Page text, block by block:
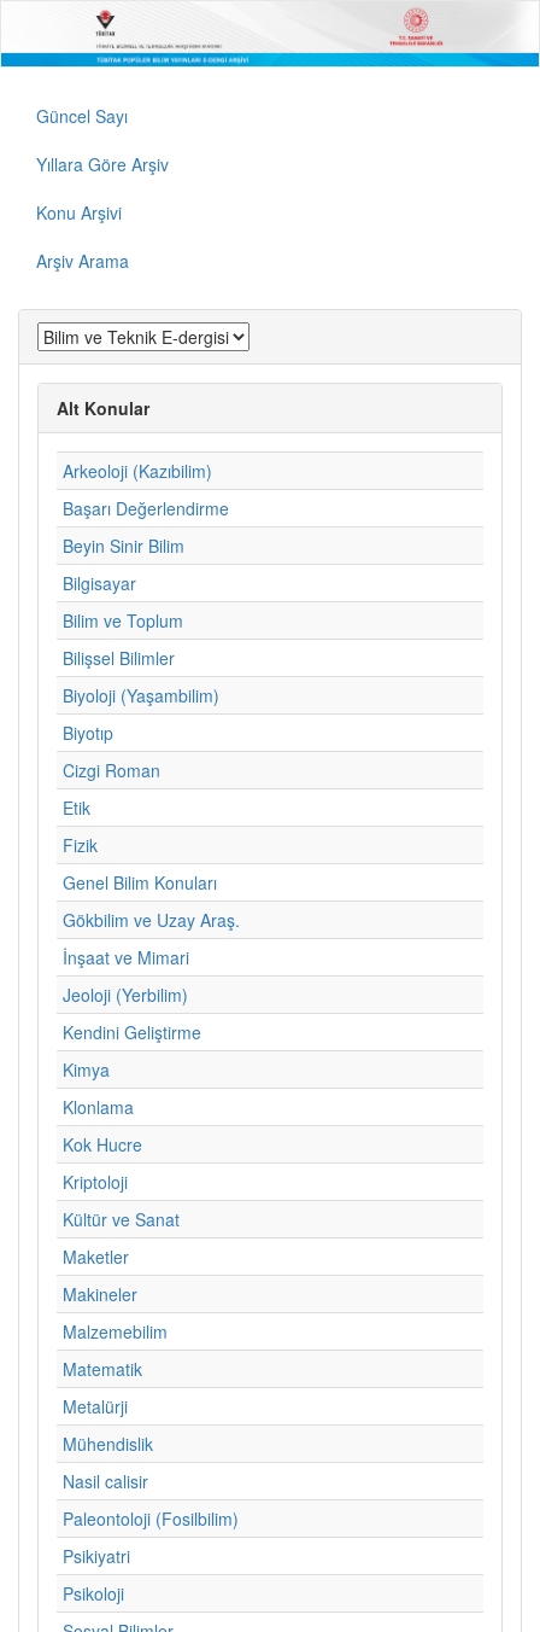
Güncel Sayı
Yıllara Göre Arşiv
Konu Arşivi
Arşiv Arama
Alt Konular
Arkeoloji (Kazıbilim)
Başarı Değerlendirme
Beyin Sinir Bilim
Bilgisayar
Bilim ve Toplum
Bilişsel Bilimler
Biyoloji (Yaşambilim)
Biyotıp
Cizgi Roman
Etik
Fizik
Genel Bilim Konuları
Gökbilim ve Uzay Araş.
İnşaat ve Mimari
Jeoloji (Yerbilim)
Kendini Geliştirme
Kimya
Klonlama
Kok Hucre
Kriptoloji
Kültür ve Sanat
Maketler
Makineler
Malzemebilim
Matematik
Metalürji
Mühendislik
Nasil calisir
Paleontoloji (Fosilbilim)
Psikiyatri
Psikoloji